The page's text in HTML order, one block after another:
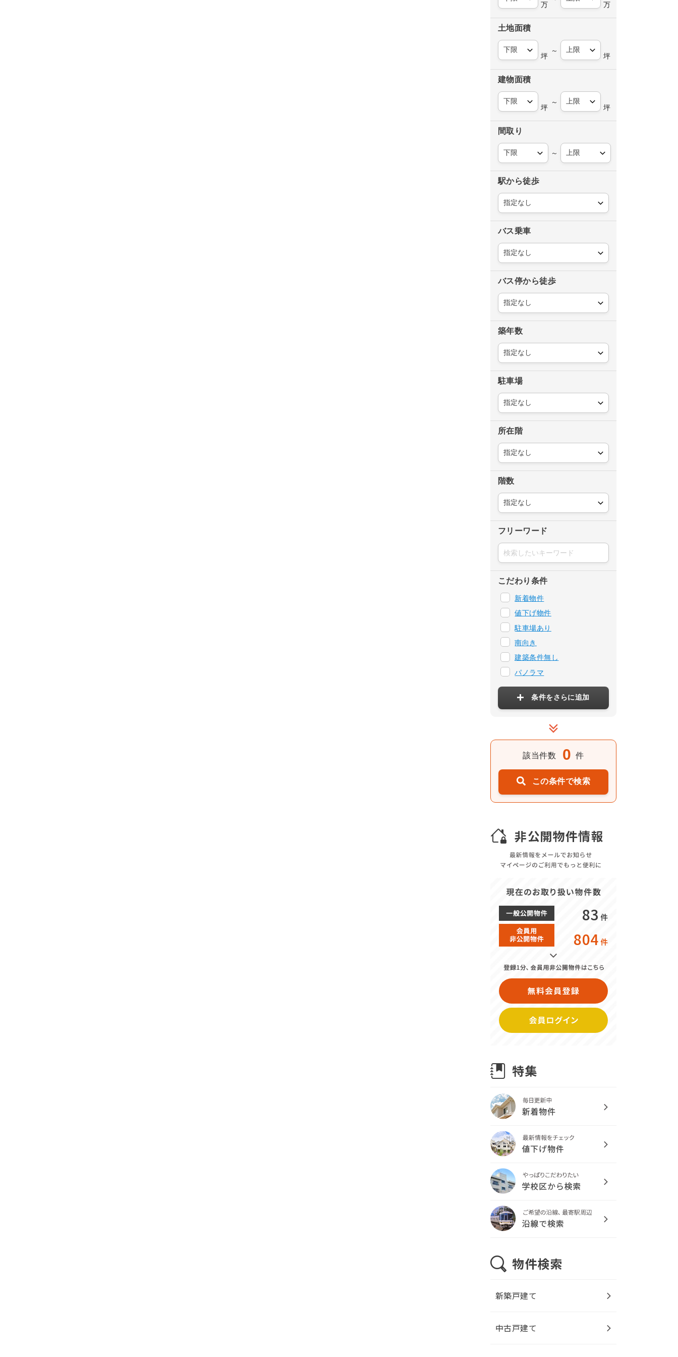
万 万
土地面積
坪
～
坪
建物面積
坪
～
坪
間取り
～
駅から徒歩
バス乗車
バス停から徒歩
築年数
駐車場
所在階
階数
フリーワード
こだわり条件
新着物件
値下げ物件
駐車場あり
南向き
建築条件無し
パノラマ
条件をさらに追加
該当件数 0 件
この条件で検索
83 件
804件
新築戸建て
中古戸建て